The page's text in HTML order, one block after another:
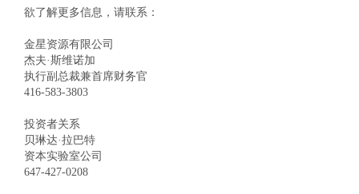
欲了解更多信息，请联系：
金星资源有限公司
杰夫·斯维诺加
执行副总裁兼首席财务官
416-583-3803
投资者关系
贝琳达·拉巴特
资本实验室公司
647-427-0208